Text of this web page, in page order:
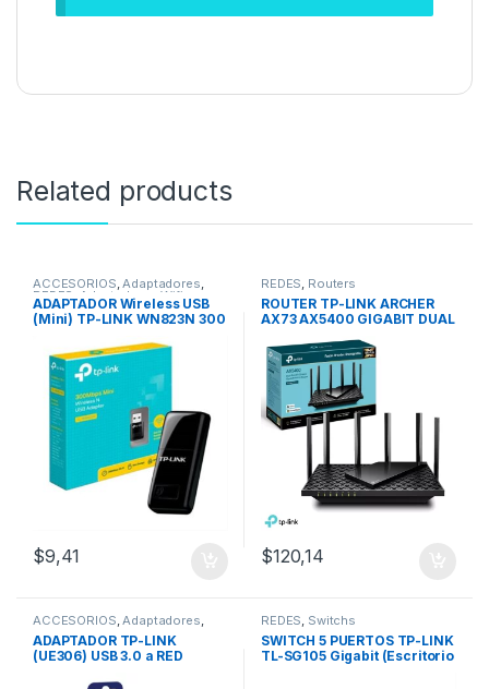
Related products
ACCESORIOS,Adaptadores,
REDES, Adaptadores Wifi
ADAPTADOR Wireless USB
(Mini) TP-LINK WN823N 300
$9,41
REDES, Routers
ROUTER TP-LINK ARCHER
AX73 AX5400 GIGABIT DUAL
$120,14
ACCESORIOS,Adaptadores,
CABLES, Cables USB,REDES
Adaptadores Wifi
ADAPTADOR TP-LINK
(UE306) USB 3.0 a RED
REDES, Switchs
SWITCH 5 PUERTOS TP-LINK
TL-SG105 Gigabit (Escritorio